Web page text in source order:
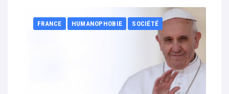
FRANCE HUMANOPHOBIE SOCIÉTÉ